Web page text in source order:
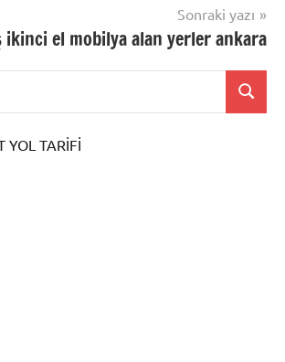
Sonraki yazı
ikinci el mobilya alan yerler ankara
YOL TARİFİ